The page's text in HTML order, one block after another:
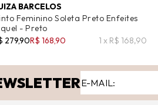
BARCELOS
Feminino Soleta Preto Enfeites
- Preto
279,90R$ 168,90 1 x R$ 168,90